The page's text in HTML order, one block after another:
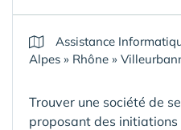
Assistance
Alpes » Rhône »
Trouver une société de
proposant des